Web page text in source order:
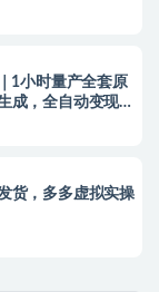
1小时量产全套原
成，全自动变现管
货，多多虚拟实操